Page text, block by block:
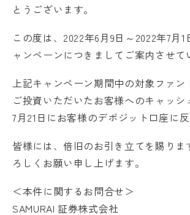
とうございます。
この度は、2022年6月9日～2022年7月
ャンペーンにつきましてご案内させて
上記キャンペーン期間中の対象ファン
ご投資いただいたお客様へのキャッシ
7月21日にお客様のデポジット口座に反
皆様には、倍旧のお引き立てを賜りま
ろしくお願い申し上げます。
＜本件に関するお問合せ＞
SAMURAI 証券株式会社